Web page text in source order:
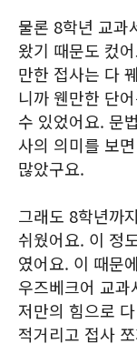
물론 8학년 교과
왔기 때문도 컸
만한 접사는 다
니까 웬만한 단
수 있었어요. 문
사의 의미를 보
많았구요.
그래도 8학년까
쉬웠어요. 이 정
였어요. 이 때문
우즈베크어 교
저만의 힘으로
적거리고 접사